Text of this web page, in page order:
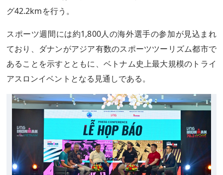
グ42.2kmを行う。
スポーツ週間には約1,800人の海外選手の参加が見込まれ
ており、ダナンがアジア有数のスポーツツーリズム都市で
あることを示すとともに、ベトナム史上最大規模のトライ
アスロンイベントとなる見通しである。